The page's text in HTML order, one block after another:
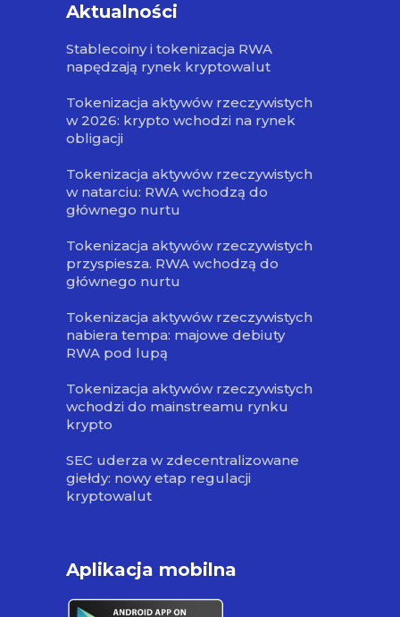
Aktualności
Stablecoiny i tokenizacja RWA
napędzają rynek kryptowalut
Tokenizacja aktywów rzeczywistych
w 2026: krypto wchodzi na rynek
obligacji
Tokenizacja aktywów rzeczywistych
w natarciu: RWA wchodzą do
głównego nurtu
Tokenizacja aktywów rzeczywistych
przyspiesza. RWA wchodzą do
głównego nurtu
Tokenizacja aktywów rzeczywistych
nabiera tempa: majowe debiuty
RWA pod lupą
Tokenizacja aktywów rzeczywistych
wchodzi do mainstreamu rynku
krypto
SEC uderza w zdecentralizowane
giełdy: nowy etap regulacji
kryptowalut
Aplikacja mobilna